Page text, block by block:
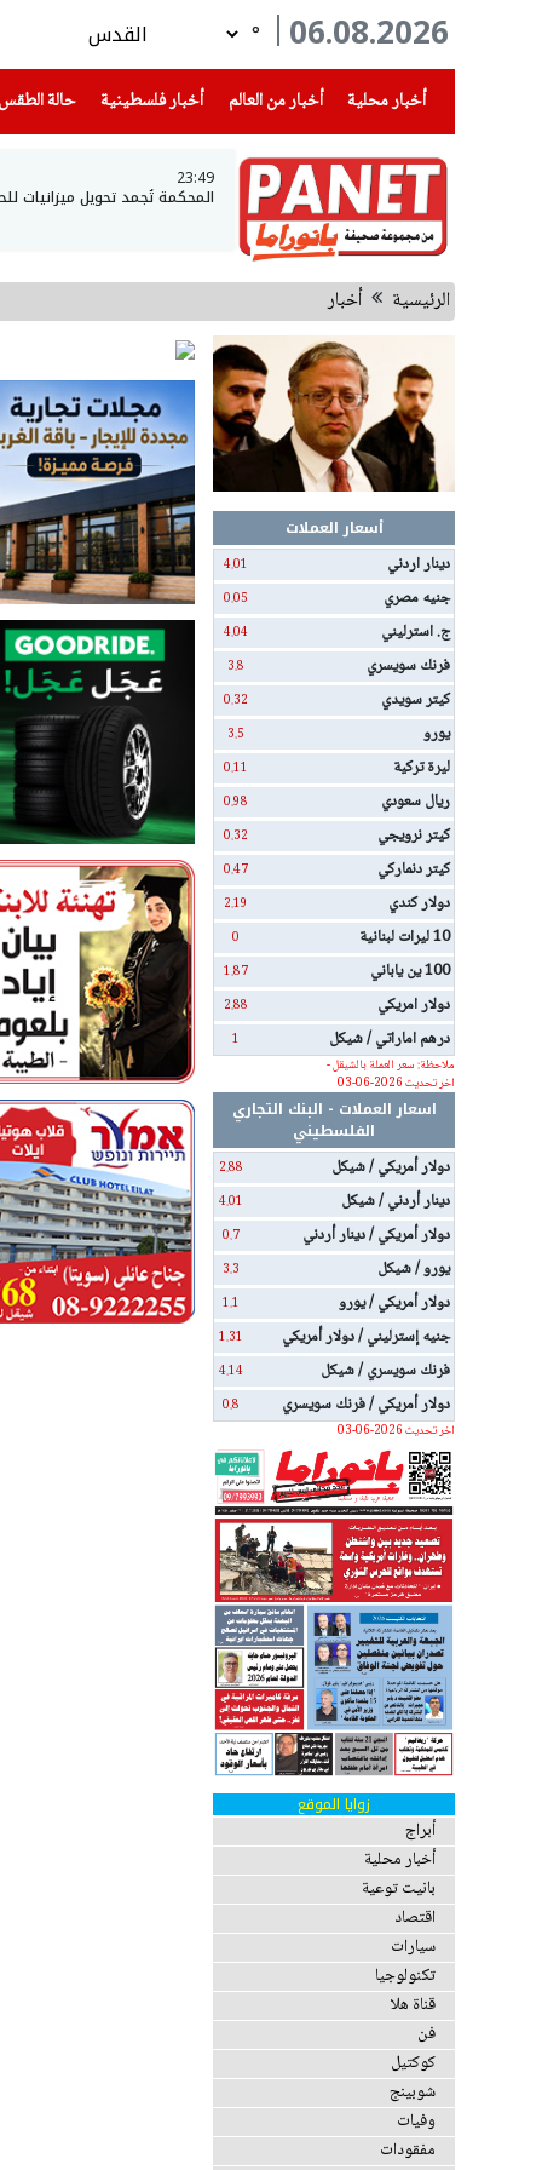
06.08.2026
°
أخبار محلية
(current) أخبار من العالم أخبار فلسطينية(current) حالة الطقس
23:49
المحكمة تُجمد تحويل ميزانيات
الرئيسية أخبار
أسعار العملات
دينار اردني
4.01
جنيه مصري 0.05
ج. استرليني 4.04
فرنك سويسري 3.8
كيتر سويدي 0.32
يورو 3.5
ليرة تركية 0.11
ريال سعودي 0.98
كيتر نرويجي 0.32
كيتر دنماركي 0.47
دولار كندي 2.19
10 ليرات لبنانية 0
100 ين ياباني 1.87
دولار امريكي 2.88
درهم اماراتي / شيكل
1
ملاحظة: سعر العملة بالشيقل -
اخر تحديث 2026-06-03
اسعار العملات - البنك التجاري
الفلسطيني
دولار أمريكي / شيكل
2.88
دينار أردني / شيكل 4.01
دولار أمريكي / دينار أردني 0.7
يورو / شيكل 3.3
دولار أمريكي / يورو 1.1
جنيه إسترليني / دولار أمريكي 1.31
فرنك سويسري / شيكل 4.14
دولار أمريكي / فرنك سويسري
0.8
اخر تحديث 2026-06-03
زوايا الموقع
أبراج
أخبار محلية
بانيت توعية
اقتصاد
سيارات
تكنولوجيا
قناة هلا
فن
كوكتيل
شوبينج
وفيات
مفقودات